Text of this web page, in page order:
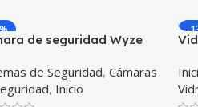
de seguridad Wyze
Assistance
de Seguridad, Cámaras
, Inicio
-
X3